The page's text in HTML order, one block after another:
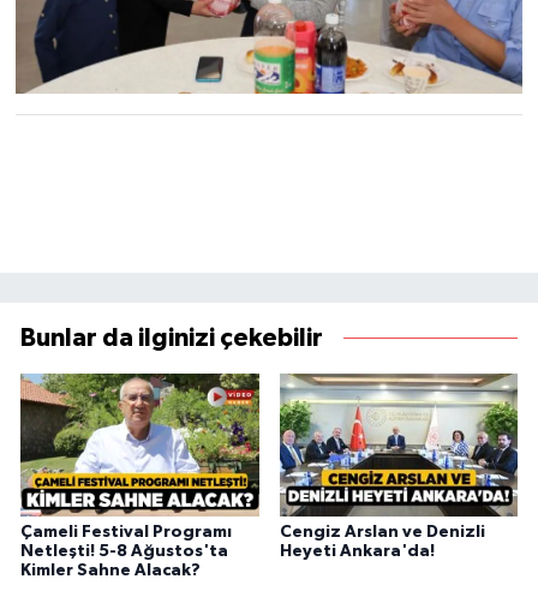
Bunlar da ilginizi çekebilir
Çameli Festival Programı
Netleşti! 5-8 Ağustos'ta
Kimler Sahne Alacak?
Cengiz Arslan ve Denizli
Heyeti Ankara'da!